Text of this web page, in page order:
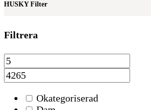
HUSKY Filter
Filtrera
Okategoriserad